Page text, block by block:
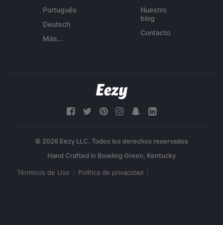
Português
Deutsch
Más...
Nuestro
blog
Contacto
© 2026 Eezy LLC. Todos los derechos reservados
Términos de Uso Política de privacidad